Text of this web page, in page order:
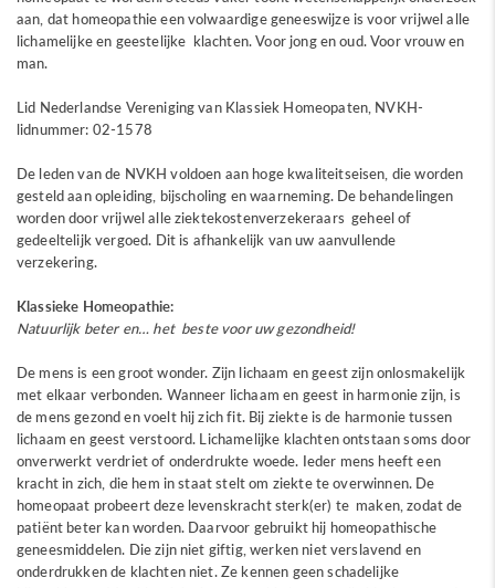
aan, dat homeopathie een volwaardige geneeswijze is voor vrijwel alle
lichamelijke en geestelijke klachten. Voor jong en oud. Voor vrouw en
man.
Lid Nederlandse Vereniging van Klassiek Homeopaten, NVKH-
lidnummer: 02-1578
De leden van de NVKH voldoen aan hoge kwaliteitseisen, die worden
gesteld aan opleiding, bijscholing en waarneming. De behandelingen
worden door vrijwel alle ziektekostenverzekeraars geheel of
gedeeltelijk vergoed. Dit is afhankelijk van uw aanvullende
verzekering.
Klassieke Homeopathie:
Natuurlijk beter en… het beste voor uw gezondheid!
De mens is een groot wonder. Zijn lichaam en geest zijn onlosmakelijk
met elkaar verbonden. Wanneer lichaam en geest in harmonie zijn, is
de mens gezond en voelt hij zich fit. Bij ziekte is de harmonie tussen
lichaam en geest verstoord. Lichamelijke klachten ontstaan soms door
onverwerkt verdriet of onderdrukte woede. Ieder mens heeft een
kracht in zich, die hem in staat stelt om ziekte te overwinnen. De
homeopaat probeert deze levenskracht sterk(er) te maken, zodat de
patiënt beter kan worden. Daarvoor gebruikt hij homeopathische
geneesmiddelen. Die zijn niet giftig, werken niet verslavend en
onderdrukken de klachten niet. Ze kennen geen schadelijke